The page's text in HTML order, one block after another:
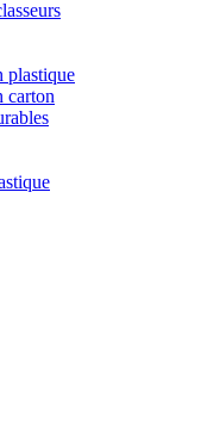
plastique
carton